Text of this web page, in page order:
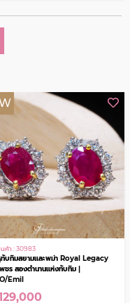
ค้า : 30978